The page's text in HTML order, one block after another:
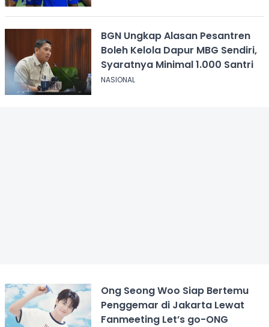
BGN Ungkap Alasan Pesantren
Boleh Kelola Dapur MBG Sendiri,
Syaratnya Minimal 1.000 Santri
NASIONAL
Ong Seong Woo Siap Bertemu
Penggemar di Jakarta Lewat
Fanmeeting Let’s go-ONG